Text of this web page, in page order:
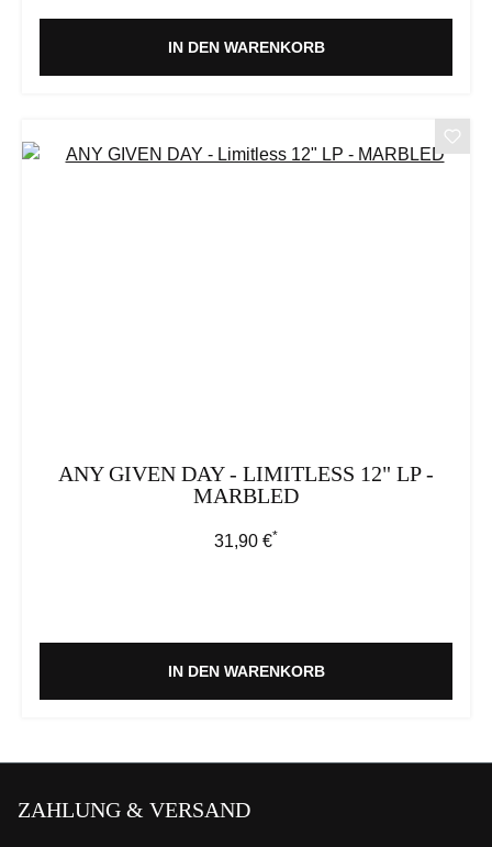
IN DEN WARENKORB
ANY GIVEN DAY - LIMITLESS 12" LP -
MARBLED
Regulärer Preis:
31,90 €*
IN DEN WARENKORB
ZAHLUNG & VERSAND